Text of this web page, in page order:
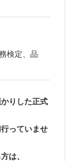
検定、品
りした正式
っていませ
は、